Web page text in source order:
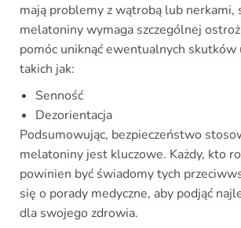
mają problemy z wątrobą lub nerkami,
melatoniny wymaga szczególnej
pomóc uniknąć ewentualnych skutków
takich jak:
Senność
Dezorientacja
Podsumowując, bezpieczeństwo
melatoniny jest kluczowe. Każdy, kto
powinien być świadomy tych
się o porady medyczne, aby podjąć
dla swojego zdrowia.